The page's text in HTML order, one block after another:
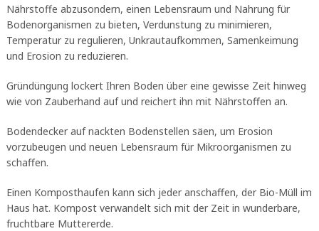
Nährstoffe abzusondern, einen Lebensraum und Nahrung für
Bodenorganismen zu bieten, Verdunstung zu minimieren,
Temperatur zu regulieren, Unkrautaufkommen, Samenkeimung
und Erosion zu reduzieren.
Gründüngung lockert Ihren Boden über eine gewisse Zeit hinweg
wie von Zauberhand auf und reichert ihn mit Nährstoffen an.
Bodendecker auf nackten Bodenstellen säen, um Erosion
vorzubeugen und neuen Lebensraum für Mikroorganismen zu
schaffen.
Einen Komposthaufen kann sich jeder anschaffen, der Bio-Müll im
Haus hat. Kompost verwandelt sich mit der Zeit in wunderbare,
fruchtbare Muttererde.